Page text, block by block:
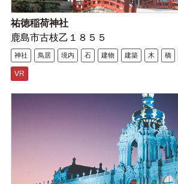
祐徳稲荷神社
鹿島市古枝乙１８５５
神社 鳥居 境内 石 建物 建築 木 橋
VR